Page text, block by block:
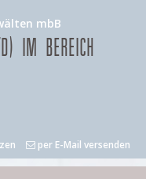
mbB
IM BEREICH
per E-Mail versenden